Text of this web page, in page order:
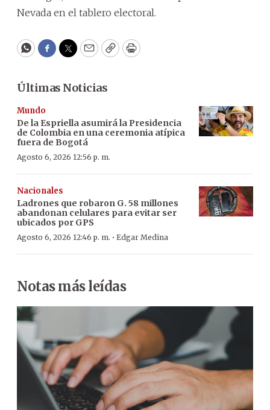
Nevada en el tablero electoral.
WhatsApp
Facebook
Twitter
EmailCopyPrint
Últimas Noticias
Mundo
De la Espriella asumirá la Presidencia
de Colombia en una ceremonia atípica
fuera de Bogotá
Agosto 6, 2026 12:56 p. m.
Nacionales
Ladrones que robaron G. 58 millones
abandonan celulares para evitar ser
ubicados por GPS
Agosto 6, 2026 12:46 p. m. · Edgar Medina
Notas más leídas